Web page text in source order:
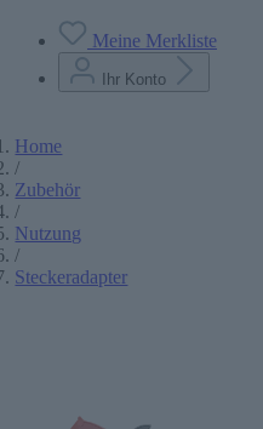
Meine Merkliste
Ihr Konto
Home
/
Zubehör
/
Nutzung
/
Steckeradapter